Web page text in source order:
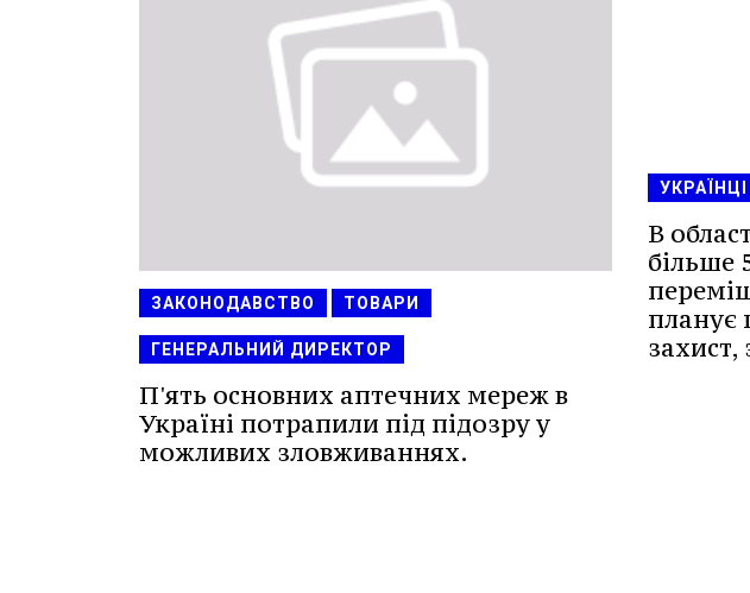
ЗАКОНОДАВСТВО ТОВАРИ
ГЕНЕРАЛЬНИЙ ДИРЕКТОР
П'ять основних аптечних мереж в
Україні потрапили під підозру у
можливих зловживаннях.
УКРАЇНЦІ
В
більше
планує
захист,